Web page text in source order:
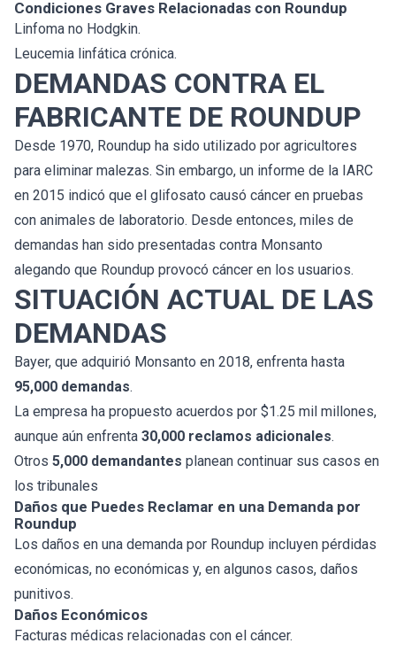
Condiciones Graves Relacionadas con Roundup
Linfoma no Hodgkin.
Leucemia linfática crónica.
DEMANDAS CONTRA EL
FABRICANTE DE ROUNDUP
Desde 1970, Roundup ha sido utilizado por agricultores
para eliminar malezas. Sin embargo, un informe de la IARC
en 2015 indicó que el glifosato causó cáncer en pruebas
con animales de laboratorio. Desde entonces, miles de
demandas han sido presentadas contra Monsanto
alegando que Roundup provocó cáncer en los usuarios.
SITUACIÓN ACTUAL DE LAS
DEMANDAS
Bayer, que adquirió Monsanto en 2018, enfrenta hasta
95,000 demandas.
La empresa ha propuesto acuerdos por $1.25 mil millones,
aunque aún enfrenta 30,000 reclamos adicionales.
Otros 5,000 demandantes planean continuar sus casos en
los tribunales
Daños que Puedes Reclamar en una Demanda por
Roundup
Los daños en una demanda por Roundup incluyen pérdidas
económicas, no económicas y, en algunos casos, daños
punitivos.
Daños Económicos
Facturas médicas relacionadas con el cáncer.